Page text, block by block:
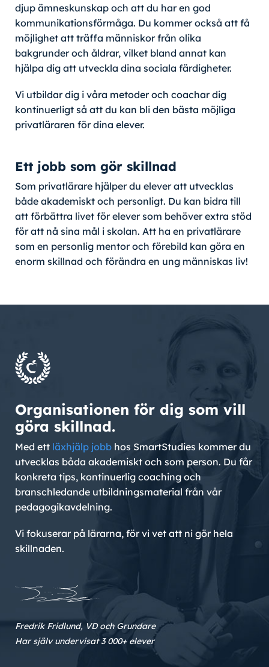
djup ämneskunskap och att du har en god
kommunikationsförmåga. Du kommer också att få
möjlighet att träffa människor från olika
bakgrunder och åldrar, vilket bland annat kan
hjälpa dig att utveckla dina sociala färdigheter.
Vi utbildar dig i våra metoder och coachar dig
kontinuerligt så att du kan bli den bästa möjliga
privatläraren för dina elever.
Ett jobb som gör skillnad
Som privatlärare hjälper du elever att utvecklas
både akademiskt och personligt. Du kan bidra till
att förbättra livet för elever som behöver extra stöd
för att nå sina mål i skolan. Att ha en privatlärare
som en personlig mentor och förebild kan göra en
enorm skillnad och förändra en ung människas liv!
Organisationen för dig som vill
göra skillnad.
Med ett läxhjälp jobb hos SmartStudies kommer du
utvecklas båda akademiskt och som person. Du får
konkreta tips, kontinuerlig coaching och
branschledande utbildningsmaterial från vår
pedagogikavdelning.
Vi fokuserar på lärarna, för vi vet att ni gör hela
skillnaden.
Fredrik Fridlund, VD och Grundare
Har själv undervisat 3 000+ elever